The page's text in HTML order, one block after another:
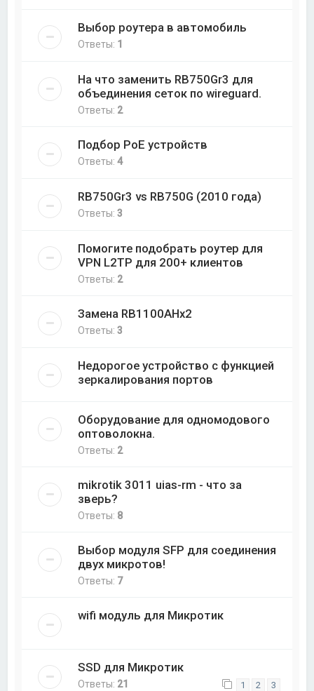
Выбор роутера в автомобиль
Ответы: 1
На что заменить RB750Gr3 для
объединения сеток по wireguard.
Ответы: 2
Подбор PoE устройств
Ответы:4
RB750Gr3 vs RB750G (2010 года)
Ответы:3
Помогите подобрать роутер для
VPN L2TP для 200+ клиентов
Ответы: 2
Замена RB1100AHx2
Ответы:3
Недорогое устройство с функцией
зеркалирования портов
Оборудование для одномодового
оптоволокна.
Ответы: 2
mikrotik 3011 uias-rm - что за
зверь?
Ответы: 8
Выбор модуля SFP для соединения
двух микротов!
Ответы: 7
wifi модуль для Микротик
SSD для Микротик
Ответы: 21 1 2 3